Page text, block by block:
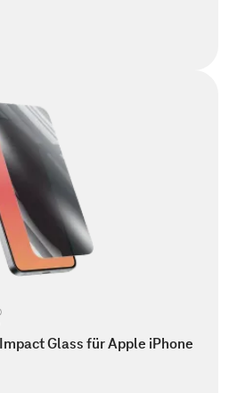
Glass für Apple iPhone